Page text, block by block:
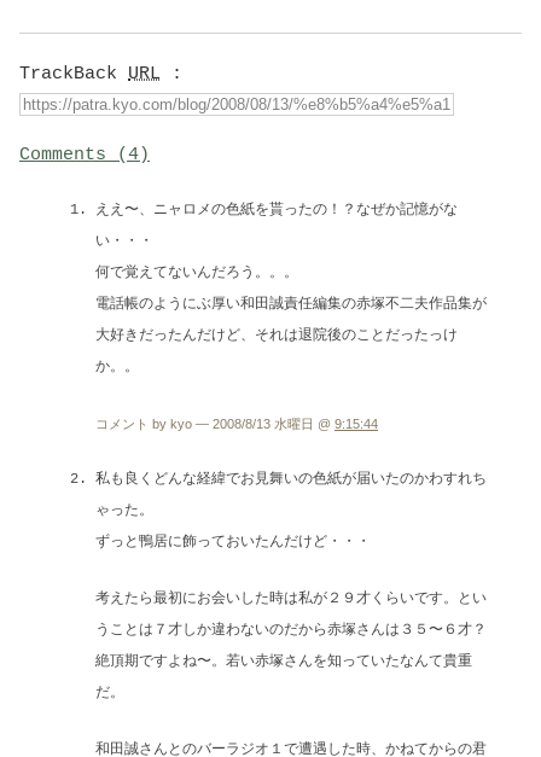
TrackBack URL :
Comments (4)
ええ〜、ニャロメの色紙を貰ったの！？なぜか記憶がな
い・・・
何で覚えてないんだろう。。。
電話帳のようにぶ厚い和田誠責任編集の赤塚不二夫作品集が
大好きだったんだけど、それは退院後のことだったっけ
か。。
コメント by kyo — 2008/8/13 水曜日 @ 9:15:44
私も良くどんな経緯でお見舞いの色紙が届いたのかわすれち
ゃった。
ずっと鴨居に飾っておいたんだけど・・・
考えたら最初にお会いした時は私が２９才くらいです。とい
うことは７才しか違わないのだから赤塚さんは３５〜６才？
絶頂期ですよね〜。若い赤塚さんを知っていたなんて貴重
だ。
和田誠さんとのバーラジオ１で遭遇した時、かねてからの君